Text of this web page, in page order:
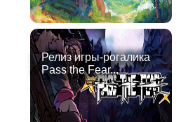
Релиз игры-рогалика
Pass the Fear...